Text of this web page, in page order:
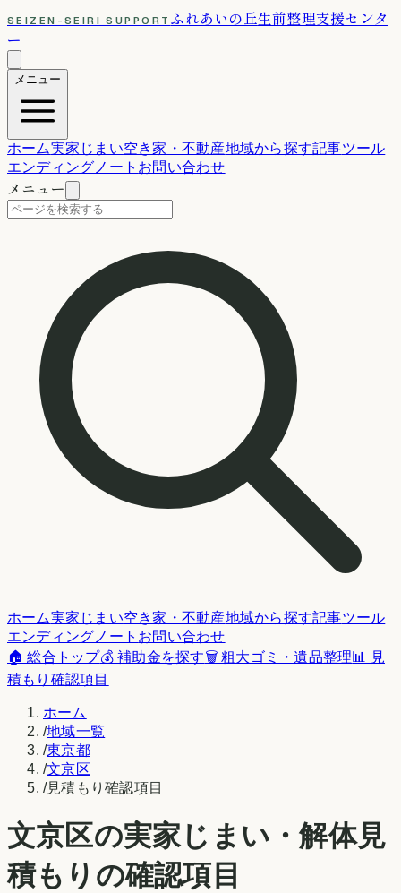
SEIZEN-SEIRI SUPPORT ふれあいの丘生前整理支援センタ
ー
メニュー
ホーム実家じまい空き家・不動産地域から探す記事ツール
エンディングノート お問い合わせ
メニュー
ホーム実家じまい空き家・不動産地域から探す記事ツール
エンディングノート お問い合わせ
🏠 総合トップ💰 補助金を探す🗑️ 粗大ゴミ・遺品整理📊 見
積もり確認項目
ホーム
/地域一覧
/東京都
/文京区
/見積もり確認項目
文京区の実家じまい・解体見
積もりの確認項目